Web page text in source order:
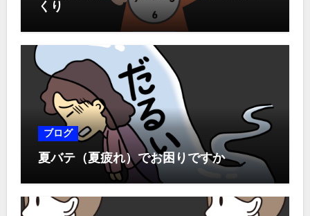
くり
ブログ
夏バテ（夏疲れ）でお困りですか